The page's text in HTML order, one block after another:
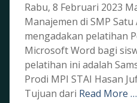
Rabu, 8 Februari 2023
Manajemen di SMP
mengadakan pelatihan
Microsoft Word bagi
pelatihan ini adalah
Prodi MPI STAI Hasan
Tujuan dari Read More …